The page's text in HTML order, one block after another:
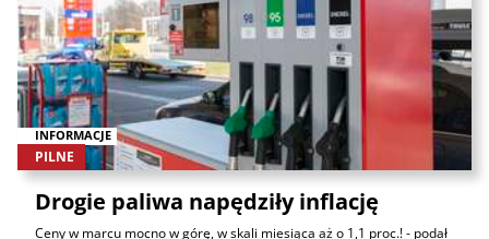
INFORMACJE
PILNE
Drogie paliwa napędziły inflację
Ceny w marcu mocno w górę, w skali miesiąca aż o 1,1 proc.! - podał